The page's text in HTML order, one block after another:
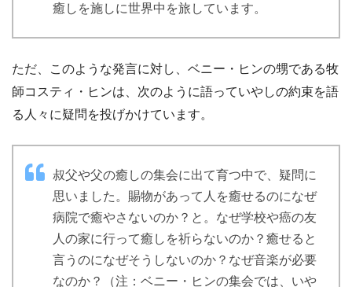
癒しを施しに世界中を旅しています。
ただ、このような発言に対し、ベニー・ヒンの甥である牧
師コスティ・ヒンは、次のように語っていやしの約束を語
る人々に疑問を投げかけています。
叔父や父の癒しの集会に出て育つ中で、疑問に
思いました。賜物があって人を癒せるのになぜ
病院で癒やさないのか？と。なぜ学校や癌の友
人の家に行って癒しを祈らないのか？癒せると
言うのになぜそうしないのか？なぜ音楽が必要
なのか？（注：ベニー・ヒンの集会では、いや